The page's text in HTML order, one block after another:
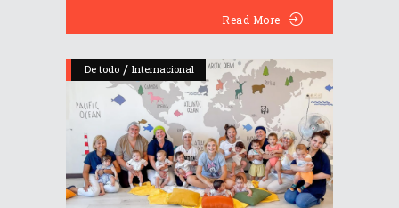
Read More
De todo / Internacional